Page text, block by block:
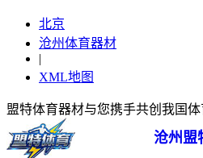
北京
沧州体育器材
|
XML地图
盟特体育器材与您携手共创我国体
沧州盟